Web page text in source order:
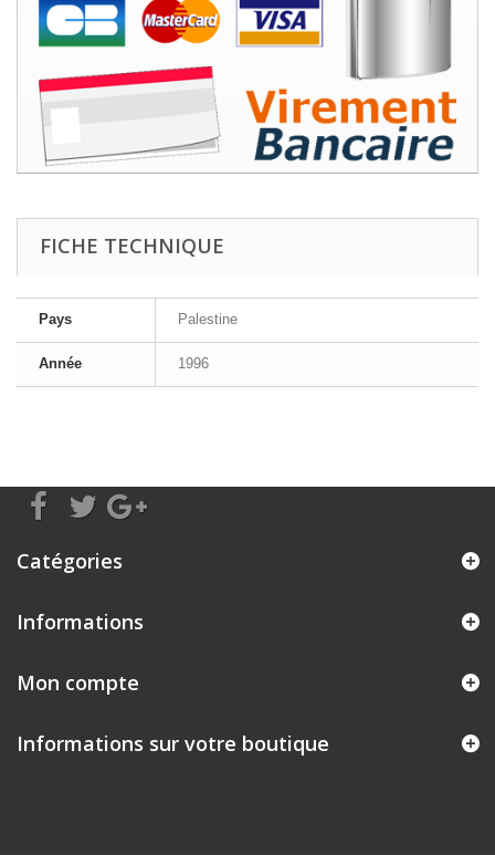
FICHE TECHNIQUE
Pays Palestine
Année 1996
Catégories
Informations
Mon compte
Informations sur votre boutique